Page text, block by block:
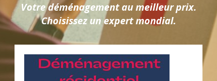
Votre déménagement au meilleur prix.
Choisissez un expert mondial.